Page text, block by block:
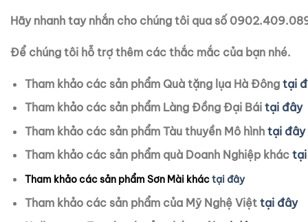
Hãy nhanh tay nhắn cho chúng tôi qua số
Để chúng tôi hỗ trợ thêm các thắc mắc của bạn nhé.
Tham khảo các sản phẩm Quà tặng lụa Hà Đông tại
Tham khảo các sản phẩm Làng Đồng Đại Bái tại đây
Tham khảo các sản phẩm Tàu thuyền Mô hình tại đây
Tham khảo các sản phẩm quà Doanh Nghiệp khác
Tham khảo các sản phẩm Sơn Mài kháctại đây
Tham khảo các sản phẩm của Mỹ Nghệ Việt tại đây